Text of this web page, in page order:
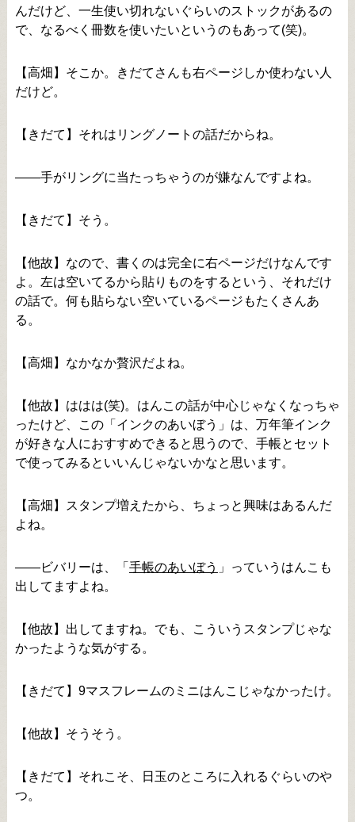
んだけど、一生使い切れないぐらいのストックがあるの
で、なるべく冊数を使いたいというのもあって(笑)。
【高畑】そこか。きだてさんも右ページしか使わない人
だけど。
【きだて】それはリングノートの話だからね。
――手がリングに当たっちゃうのが嫌なんですよね。
【きだて】そう。
【他故】なので、書くのは完全に右ページだけなんです
よ。左は空いてるから貼りものをするという、それだけ
の話で。何も貼らない空いているページもたくさんあ
る。
【高畑】なかなか贅沢だよね。
【他故】ははは(笑)。はんこの話が中心じゃなくなっちゃ
ったけど、この「インクのあいぼう」は、万年筆インク
が好きな人におすすめできると思うので、手帳とセット
で使ってみるといいんじゃないかなと思います。
【高畑】スタンプ増えたから、ちょっと興味はあるんだ
よね。
――ビバリーは、「 手帳のあいぼう 」っていうはんこも
出してますよね。
【他故】出してますね。でも、こういうスタンプじゃな
かったような気がする。
【きだて】9マスフレームのミニはんこじゃなかったけ。
【他故】そうそう。
【きだて】それこそ、日玉のところに入れるぐらいのや
つ。